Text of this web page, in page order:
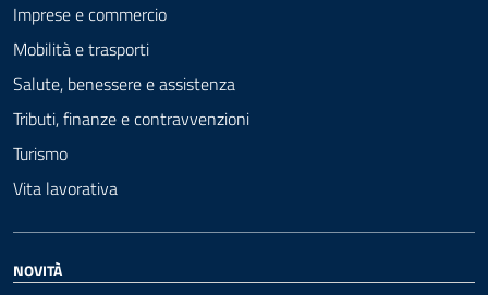
Imprese e commercio
Mobilità e trasporti
Salute, benessere e assistenza
Tributi, finanze e contravvenzioni
Turismo
Vita lavorativa
NOVITÀ